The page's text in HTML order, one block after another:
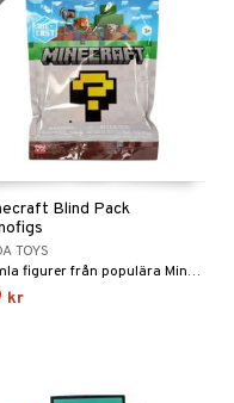
Blind Pack
TOYS
Samla figurer från populära Minecraft!
kr